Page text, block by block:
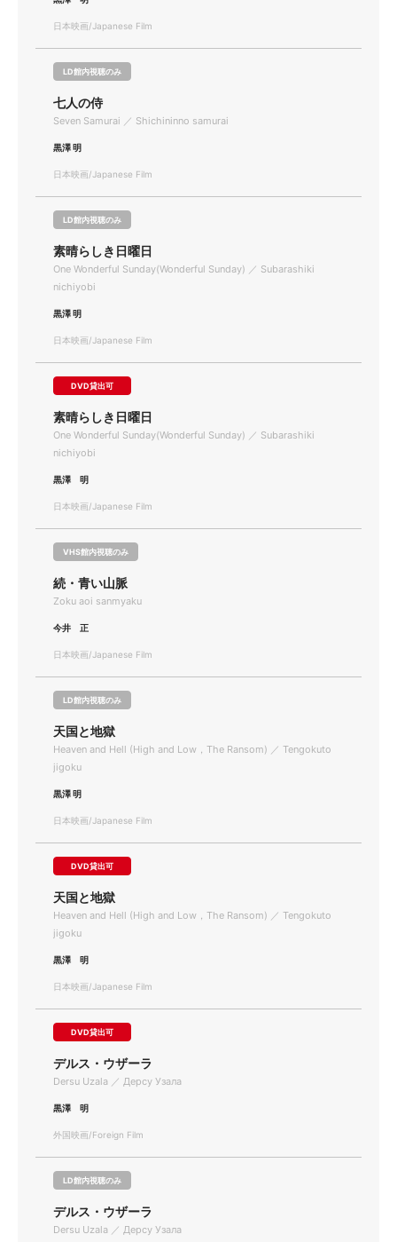
日本映画/Japanese Film
LD館内視聴のみ
七人の侍
Seven Samurai ／ Shichininno samurai
黒澤 明
日本映画/Japanese Film
LD館内視聴のみ
素晴らしき日曜日
One Wonderful Sunday(Wonderful Sunday) ／ Subarashiki
nichiyobi
黒澤 明
日本映画/Japanese Film
DVD貸出可
素晴らしき日曜日
One Wonderful Sunday(Wonderful Sunday) ／ Subarashiki
nichiyobi
黒澤 明
日本映画/Japanese Film
VHS館内視聴のみ
続・青い山脈
Zoku aoi sanmyaku
今井 正
日本映画/Japanese Film
LD館内視聴のみ
天国と地獄
Heaven and Hell (High and Low，The Ransom) ／ Tengokuto
jigoku
黒澤 明
日本映画/Japanese Film
DVD貸出可
天国と地獄
Heaven and Hell (High and Low，The Ransom) ／ Tengokuto
jigoku
黒澤 明
日本映画/Japanese Film
DVD貸出可
デルス・ウザーラ
Dersu Uzala ／ Дерсу Узала
黒澤 明
外国映画/Foreign Film
LD館内視聴のみ
デルス・ウザーラ
Dersu Uzala ／ Дерсу Узала